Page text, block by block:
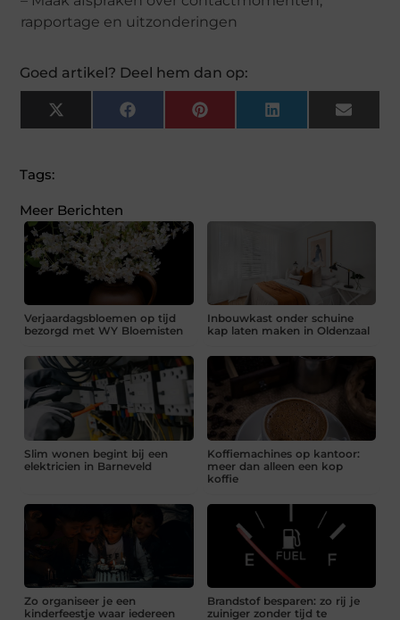
rapportage en uitzonderingen
Goed artikel? Deel hem dan op:
X
(Twitter)
Facebook Pinterest LinkedIn Email
Tags:
Meer Berichten
Verjaardagsbloemen op tijd
bezorgd met WY Bloemisten
Inbouwkast onder schuine
kap laten maken in Oldenzaal
Slim wonen begint bij een
elektricien in Barneveld
Koffiemachines op kantoor:
meer dan alleen een kop
koffie
Zo organiseer je een
kinderfeestje waar iedereen
Brandstof besparen: zo rij je
zuiniger zonder tijd te